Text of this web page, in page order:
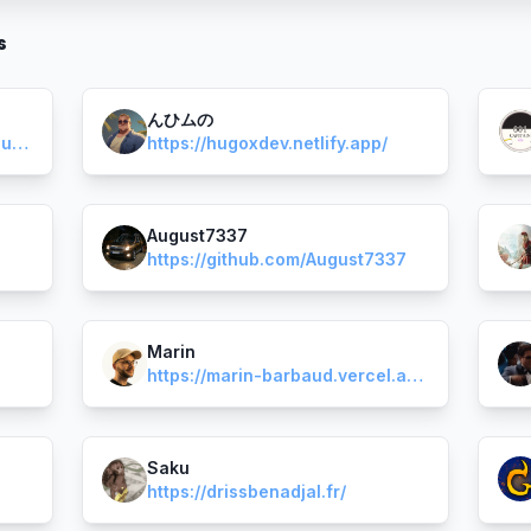
https://roni-discord6666.github.io/aaron.github.io/
んひムの
https://hugoxdev.netlify.app/
August7337
https://github.com/August7337
Marin
https://marin-barbaud.vercel.app/
Saku
https://drissbenadjal.fr/